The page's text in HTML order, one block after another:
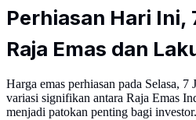
Perhiasan Hari Ini,
Raja Emas dan
Harga emas perhiasan pada Selasa,
variasi signifikan antara Raja Emas
menjadi patokan penting bagi investor.